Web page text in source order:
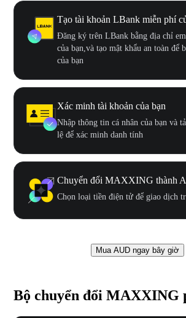
Tạo tài khoản LBank miễn phí
Đăng ký trên LBank bằng địa chỉ
của bạn,và tạo mật khẩu an toàn để
của bạn
Xác minh tài khoản của bạn
Nhập thông tin cá nhân của bạn và
lệ để xác minh danh tính
Chuyển đổi MAXXING thành
Chọn loại tiền điện tử để giao dịch
Mua AUD ngay bây giờ
Bộ chuyển đổi MAXXING